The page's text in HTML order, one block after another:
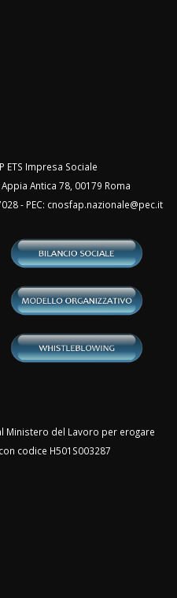
ETS Impresa Sociale
Antica 78, 00179 Roma
- PEC: cnosfap.nazionale@pec.it
Ministero del Lavoro per erogare
codice H501S003287